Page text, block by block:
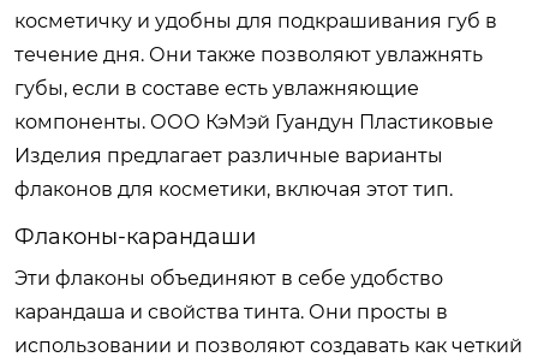
косметичку и удобны для подкрашивания губ в
течение дня. Они также позволяют увлажнять
губы, если в составе есть увлажняющие
компоненты. ООО КэМэй Гуандун Пластиковые
Изделия предлагает различные варианты
флаконов для косметики, включая этот тип.
Флаконы-карандаши
Эти флаконы объединяют в себе удобство
карандаша и свойства тинта. Они просты в
использовании и позволяют создавать как четкий